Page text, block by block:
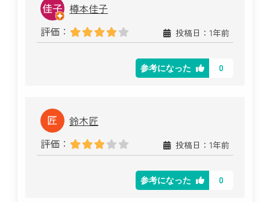
樽本佳子
評価：
投稿日：1年前
参考になった 0
鈴木匠
評価：
投稿日：1年前
参考になった 0